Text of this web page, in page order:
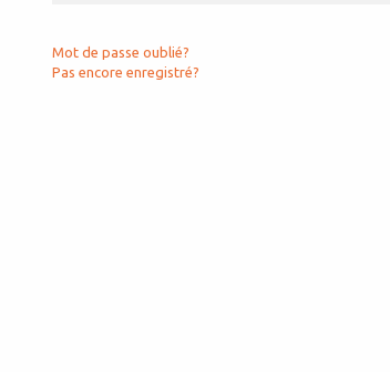
Mot de passe oublié?
Pas encore enregistré?